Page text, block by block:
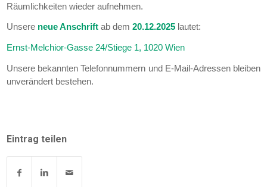
Räumlichkeiten wieder aufnehmen.
Unsere neue Anschrift ab dem20.12.2025 lautet:
Ernst-Melchior-Gasse 24/Stiege 1, 1020 Wien
Unsere bekannten Telefonnummern und E-Mail-Adressen bleiben
unverändert bestehen.
Eintrag teilen